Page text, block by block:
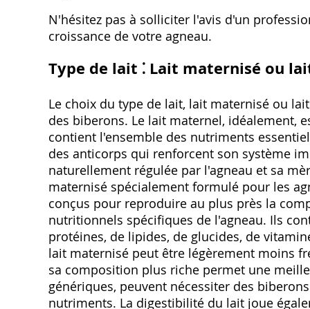
N'hésitez pas à solliciter l'avis d'un
croissance de votre agneau.
Type de lait ⁚ Lait maternisé ou
Le choix du type de lait, lait maternisé ou
des biberons. Le lait maternel, idéalement,
contient l'ensemble des nutriments
des anticorps qui renforcent son système
naturellement régulée par l'agneau et sa
maternisé spécialement formulé pour les
conçus pour reproduire au plus près la
nutritionnels spécifiques de l'agneau. Ils
protéines, de lipides, de glucides, de
lait maternisé peut être légèrement moins
sa composition plus riche permet une
génériques, peuvent nécessiter des
nutriments. La digestibilité du lait joue